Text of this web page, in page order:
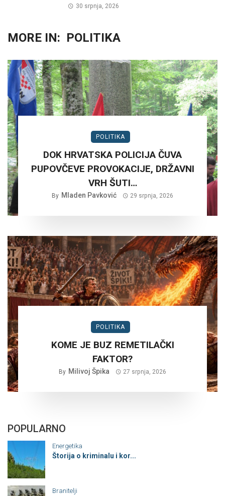
30 srpnja, 2026
MORE IN: POLITIKA
POLITIKA
DOK HRVATSKA POLICIJA ČUVA
PUPOVČEVE PROVOKACIJE, DRŽAVNI
VRH ŠUTI…
By Mladen Pavković 29 srpnja, 2026
POLITIKA
KOME JE BUZ REMETILAČKI
FAKTOR?
By Milivoj Špika 27 srpnja, 2026
POPULARNO
Energetika
Štorija o kriminalu i kor...
Branitelji